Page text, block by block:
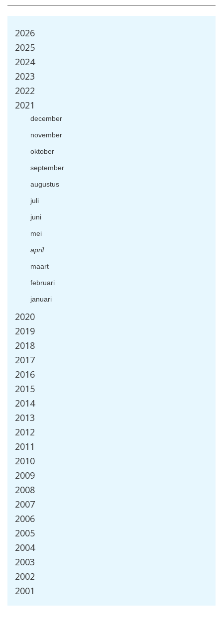
2026
2025
2024
2023
2022
2021
december
november
oktober
september
augustus
juli
juni
mei
april
maart
februari
januari
2020
2019
2018
2017
2016
2015
2014
2013
2012
2011
2010
2009
2008
2007
2006
2005
2004
2003
2002
2001